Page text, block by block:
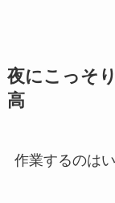
夜にこっそ
高
作業するのは